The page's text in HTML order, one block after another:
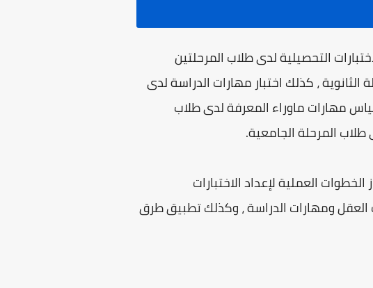
التحصيلية لدى طلاب المرحلتين
الثانوية ، كذلك اختبار مهارات الدراسة لدى
مهارات ماوراء المعرفة لدى طلاب
طلاب المرحلة الجامعية.
العملية لإعداد الاختبارات
العقل ومهارات الدراسة ، وكذلك تطبيق طرق